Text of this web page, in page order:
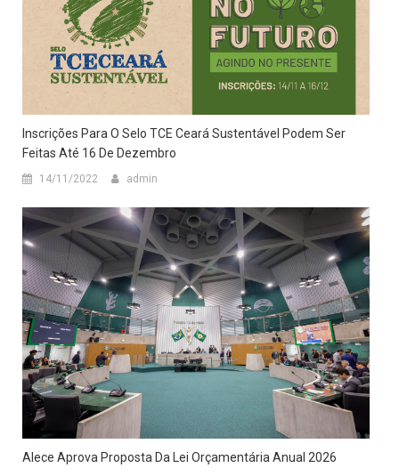
Inscrições Para O Selo TCE Ceará Sustentável Podem Ser
Feitas Até 16 De Dezembro
14/11/2022 admin
Alece Aprova Proposta Da Lei Orçamentária Anual 2026